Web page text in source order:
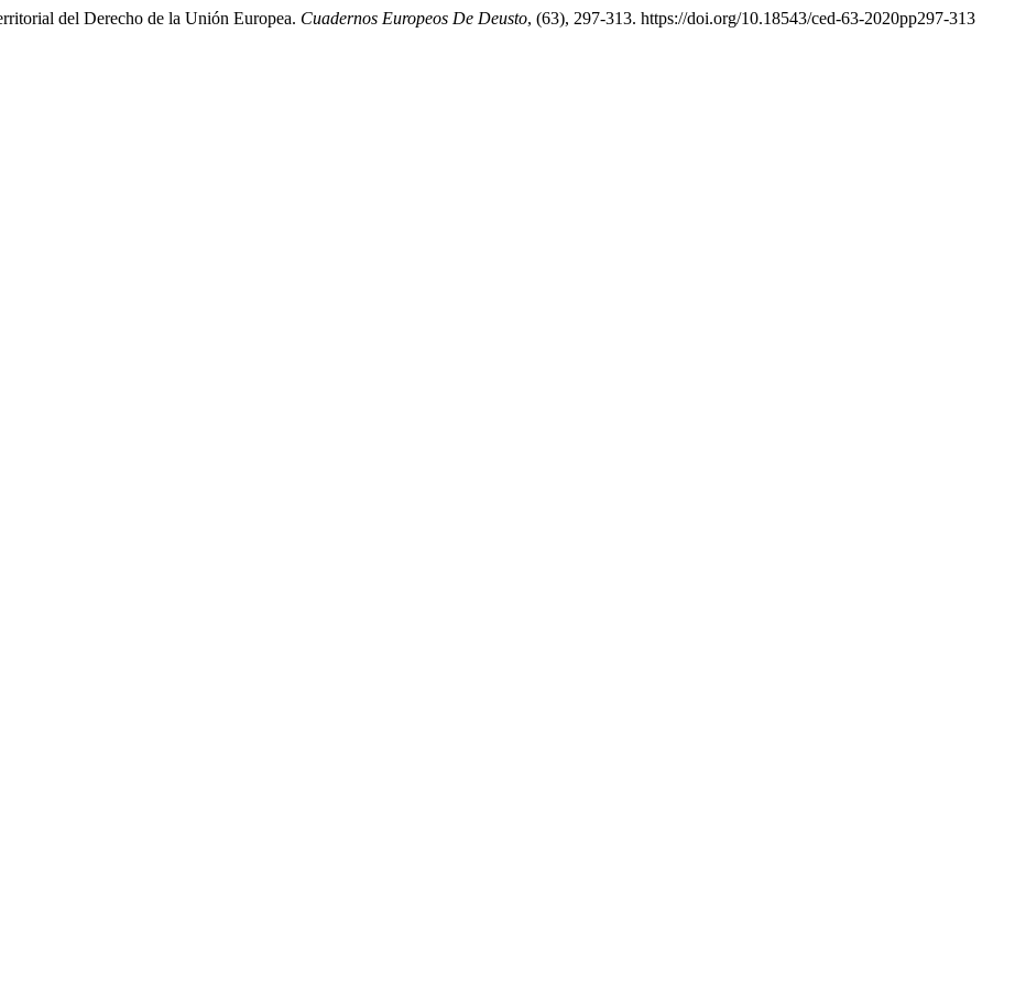
del Derecho de la Unión Europea. Cuadernos Europeos De Deusto, (63), 297-313. https://doi.org/10.18543/ced-63-2020pp297-313